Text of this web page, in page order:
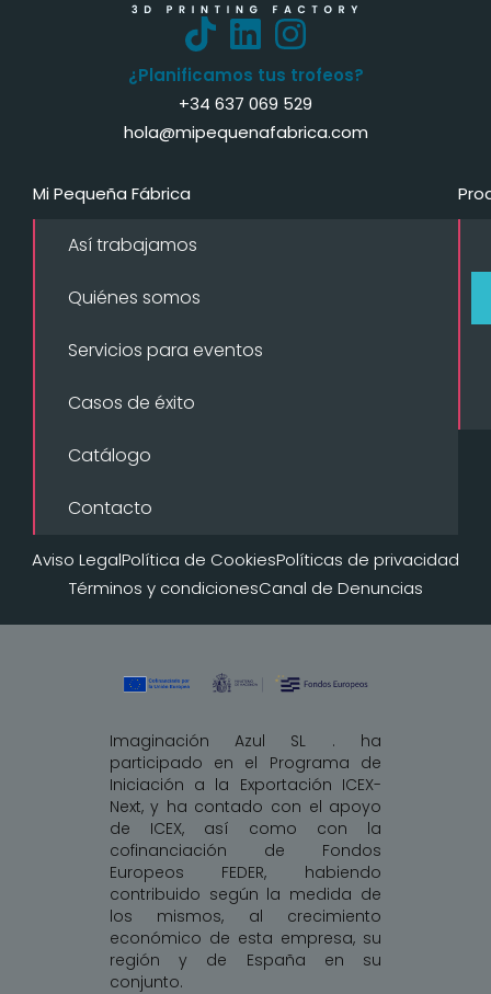
¿Planificamos tus trofeos?
+34 637 069 529
hola@mipequenafabrica.com
Mi Pequeña Fábrica
Así trabajamos
Quiénes somos
Servicios para eventos
Casos de éxito
Catálogo
Contacto
Aviso LegalPolítica de CookiesPolíticas de privacidad
Términos y condicionesCanal de Denuncias
Imaginación Azul SL . ha
participado en el Programa de
Iniciación a la Exportación ICEX-
Next, y ha contado con el apoyo
de ICEX, así como con la
cofinanciación de Fondos
Europeos FEDER, habiendo
contribuido según la medida de
los mismos, al crecimiento
económico de esta empresa, su
región y de España en su
conjunto.